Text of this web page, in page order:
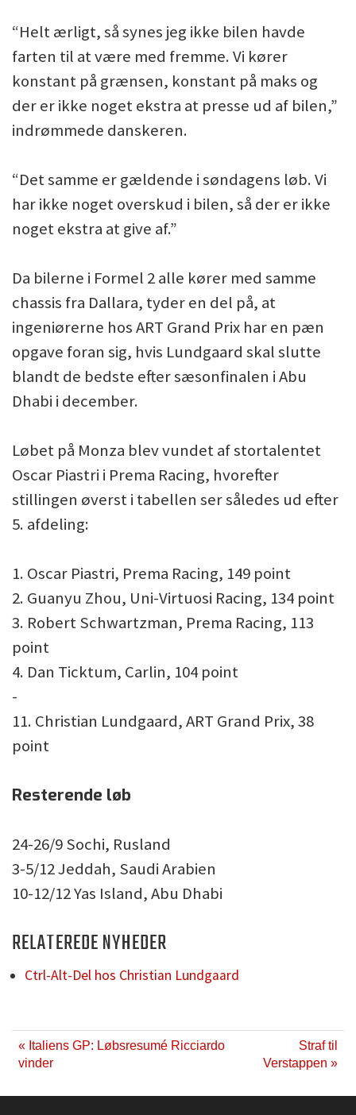
“Helt ærligt, så synes jeg ikke bilen havde
farten til at være med fremme. Vi kører
konstant på grænsen, konstant på maks og
der er ikke noget ekstra at presse ud af bilen,”
indrømmede danskeren.
“Det samme er gældende i søndagens løb. Vi
har ikke noget overskud i bilen, så der er ikke
noget ekstra at give af.”
Da bilerne i Formel 2 alle kører med samme
chassis fra Dallara, tyder en del på, at
ingeniørerne hos ART Grand Prix har en pæn
opgave foran sig, hvis Lundgaard skal slutte
blandt de bedste efter sæsonfinalen i Abu
Dhabi i december.
Løbet på Monza blev vundet af stortalentet
Oscar Piastri i Prema Racing, hvorefter
stillingen øverst i tabellen ser således ud efter
5. afdeling:
1. Oscar Piastri, Prema Racing, 149 point
2. Guanyu Zhou, Uni-Virtuosi Racing, 134 point
3. Robert Schwartzman, Prema Racing, 113
point
4. Dan Ticktum, Carlin, 104 point
-
11. Christian Lundgaard, ART Grand Prix, 38
point
Resterende løb
24-26/9 Sochi, Rusland
3-5/12 Jeddah, Saudi Arabien
10-12/12 Yas Island, Abu Dhabi
RELATEREDE NYHEDER
Ctrl-Alt-Del hos Christian Lundgaard
« Italiens GP: Løbsresumé Ricciardo
vinder
Straf til
Verstappen »